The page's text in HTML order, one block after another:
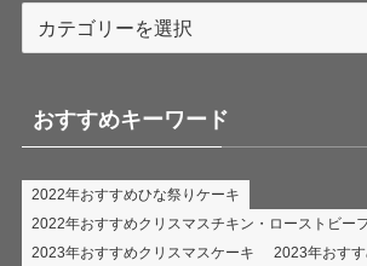
リ
ー
おすすめキーワード
2022年おすすめひな祭りケーキ
2022年おすすめクリスマスチキン・ローストビー
2023年おすすめクリスマスケーキ
2023年おす